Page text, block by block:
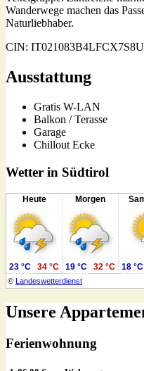
Wanderwege machen das
Naturliebhaber.
CIN: IT021083B4LFCX7S8U
Ausstattung
Gratis W-LAN
Balkon / Terasse
Garage
Chillout Ecke
Wetter in Südtirol
Heute Morgen
© Landeswetterdienst
23 °C 34 °C 19 °C 32 °C 18 °C
Unsere
Ferienwohnung